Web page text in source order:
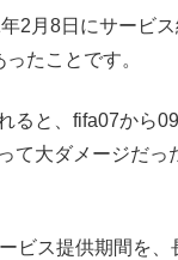
2月8日にサービ
たことです。
ると、fifa07から
て大ダメージだっ
ビス提供期間を、